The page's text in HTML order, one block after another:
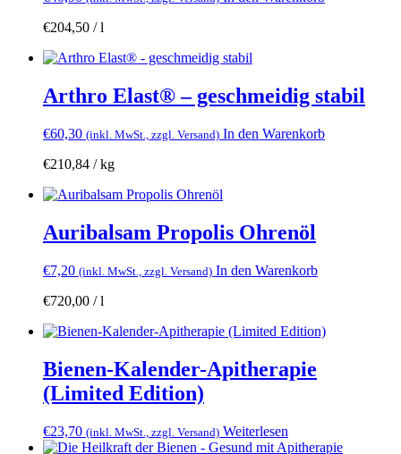
€204,50 /l
Arthro Elast® – geschmeidig stabil
€60,30 (inkl. MwSt., zzgl. Versand) In den Warenkorb
€210,84 /kg
Auribalsam Propolis Ohrenöl
€7,20 (inkl. MwSt., zzgl. Versand) In den Warenkorb
€720,00 /l
Bienen-Kalender-Apitherapie
(Limited Edition)
€23,70 (inkl. MwSt., zzgl. Versand) Weiterlesen